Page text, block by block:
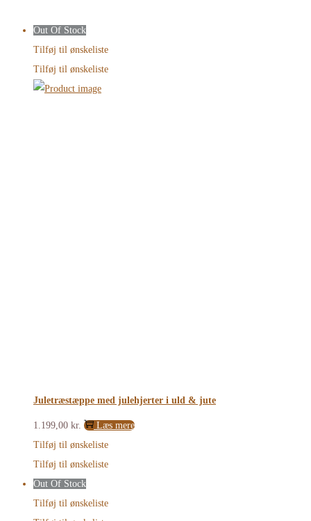
Out Of Stock
Tilføj til ønskeliste
Tilføj til ønskeliste
Juletræstæppe med julehjerter i uld & jute
1.199,00 kr.
Læs mere
Tilføj til ønskeliste
Tilføj til ønskeliste
Out Of Stock
Tilføj til ønskeliste